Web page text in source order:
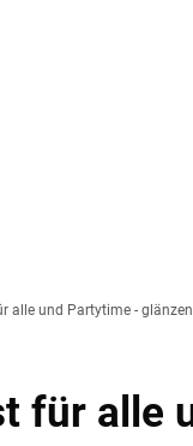
alle und Partytime -
für alle